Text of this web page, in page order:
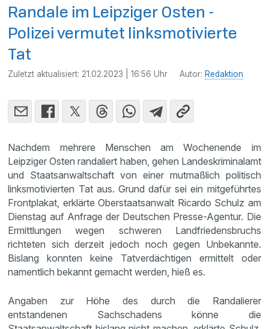
Randale im Leipziger Osten -
Polizei vermutet linksmotivierte
Tat
Zuletzt aktualisiert: 21.02.2023 | 16:56 Uhr Autor: Redaktion
Nachdem mehrere Menschen am Wochenende im
Leipziger Osten randaliert haben, gehen Landeskriminalamt
und Staatsanwaltschaft von einer mutmaßlich politisch
linksmotivierten Tat aus. Grund dafür sei ein mitgeführtes
Frontplakat, erklärte Oberstaatsanwalt Ricardo Schulz am
Dienstag auf Anfrage der Deutschen Presse-Agentur. Die
Ermittlungen wegen schweren Landfriedensbruchs
richteten sich derzeit jedoch noch gegen Unbekannte.
Bislang konnten keine Tatverdächtigen ermittelt oder
namentlich bekannt gemacht werden, hieß es.
Angaben zur Höhe des durch die Randalierer
entstandenen Sachschadens könne die